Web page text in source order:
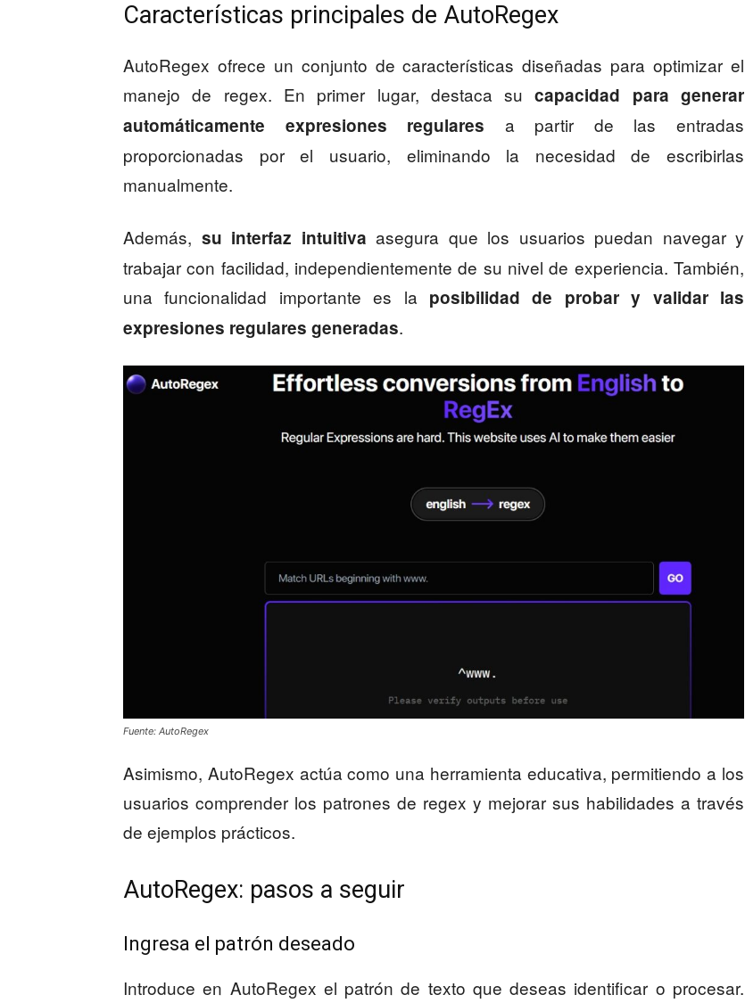
Características principales de AutoRegex
AutoRegex ofrece un conjunto de características diseñadas para optimizar el
manejo de regex. En primer lugar, destaca sucapacidad para generar
automáticamente expresiones regulares a partir de las entradas
proporcionadas por el usuario, eliminando la necesidad de escribirlas
manualmente.
Además, su interfaz intuitiva asegura que los usuarios puedan navegar y
trabajar con facilidad, independientemente de su nivel de experiencia. También,
una funcionalidad importante es la posibilidad de probar y validar las
expresiones regulares generadas.
Fuente: AutoRegex
Asimismo, AutoRegex actúa como una herramienta educativa, permitiendo a los
usuarios comprender los patrones de regex y mejorar sus habilidades a través
de ejemplos prácticos.
AutoRegex: pasos a seguir
Ingresa el patrón deseado
Introduce en AutoRegex el patrón de texto que deseas identificar o procesar.